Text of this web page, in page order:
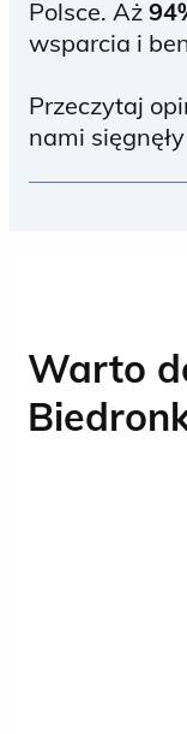
Polsce. Aż
wsparcia i
Przeczytaj
nami
Warto